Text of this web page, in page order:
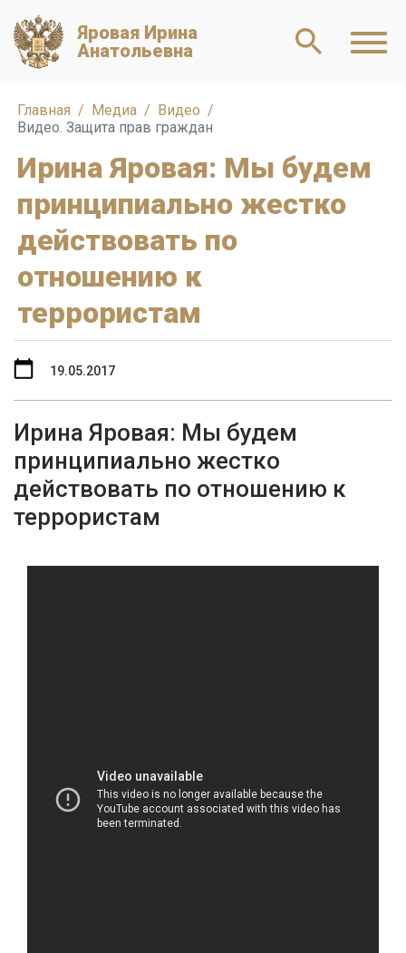
Яровая Ирина
Анатольевна
Главная Медиа
Видео
Видео. Защита прав граждан
Ирина Яровая: Мы будем
принципиально жестко
действовать по
отношению к
террористам
Ирина Яровая: Мы будем
принципиально жестко
действовать по отношению к
террористам
19.05.2017